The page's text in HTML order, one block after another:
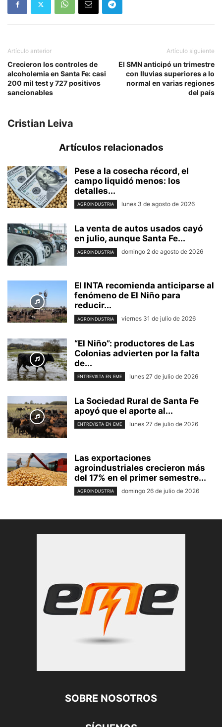
Artículo anterior
Crecieron los controles de
alcoholemia en Santa Fe: casi
200 mil test y 727 positivos
sancionables
Artículo siguiente
El SMN anticipó un trimestre
con lluvias superiores a lo
normal en varias regiones
del país
Cristian Leiva
Artículos relacionados
Pese a la cosecha récord, el
campo liquidó menos: los
detalles...
AGROINDUSTRIA lunes 3 de agosto de 2026
La venta de autos usados cayó
en julio, aunque Santa Fe...
AGROINDUSTRIA domingo 2 de agosto de 2026
El INTA recomienda anticiparse al
fenómeno de El Niño para
reducir...
AGROINDUSTRIA viernes 31 de julio de 2026
“El Niño”: productores de Las
Colonias advierten por la falta
de...
ENTREVISTA EN EME lunes 27 de julio de 2026
La Sociedad Rural de Santa Fe
apoyó que el aporte al...
ENTREVISTA EN EME lunes 27 de julio de 2026
Las exportaciones
agroindustriales crecieron más
del 17% en el primer semestre...
AGROINDUSTRIA domingo 26 de julio de 2026
SOBRE NOSOTROS